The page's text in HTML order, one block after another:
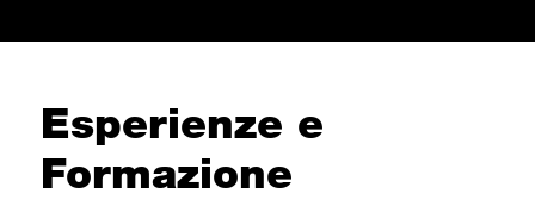
Esperienze e
Formazione